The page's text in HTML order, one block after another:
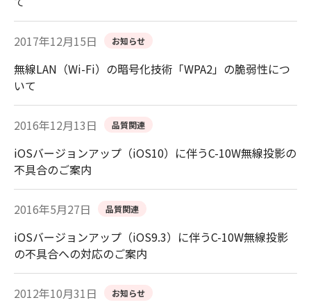
2017年12月15日 お知らせ
無線LAN（Wi-Fi）の暗号化技術「WPA2」の脆弱性につ
いて
2016年12月13日 品質関連
iOSバージョンアップ（iOS10）に伴うC-10W無線投影の
不具合のご案内
2016年5月27日 品質関連
iOSバージョンアップ（iOS9.3）に伴うC-10W無線投影
の不具合への対応のご案内
2012年10月31日 お知らせ